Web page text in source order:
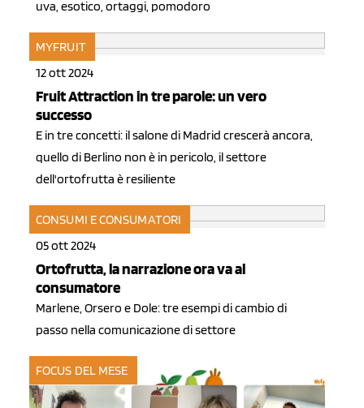
uva, esotico, ortaggi, pomodoro
MYFRUIT
12 ott 2024
Fruit Attraction in tre parole: un vero
successo
E in tre concetti: il salone di Madrid crescerà ancora,
quello di Berlino non è in pericolo, il settore
dell'ortofrutta è resiliente
CONSUMI E CONSUMATORI
05 ott 2024
Ortofrutta, la narrazione ora va al
consumatore
Marlene, Orsero e Dole: tre esempi di cambio di
passo nella comunicazione di settore
FOCUS DEL MESE